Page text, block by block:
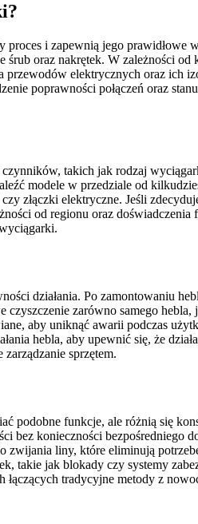
i zapewnią jego
oraz nakrętek. W zależności
elektrycznych oraz ich
poprawności połączeń oraz
takich jak rodzaj
modele w przedziale od
złączki elektryczne. Jeśli
od regionu oraz
działania. Po zamontowaniu
zarówno samego
aby uniknąć awarii podczas
hebla, aby upewnić się, że
sprzętem.
funkcje, ale różnią się
bez konieczności
liny, które eliminują
takie jak blokady czy systemy
tradycyjne metody z